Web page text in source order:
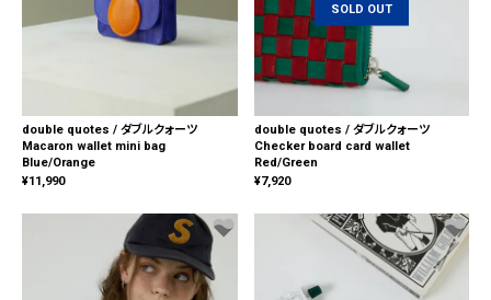
double quotes / ダブルクォーツ
Macaron wallet mini bag
Blue/Orange
¥11,990
SOLD OUT
double quotes / ダブルクォーツ
Checker board card wallet
Red/Green
¥7,920